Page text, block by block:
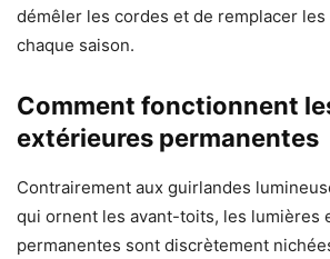
démêler les cordes et de remplacer les
chaque saison.
Comment fonctionnent
extérieures permanentes
Contrairement aux guirlandes
qui ornent les avant-toits, les lumières
permanentes sont discrètement